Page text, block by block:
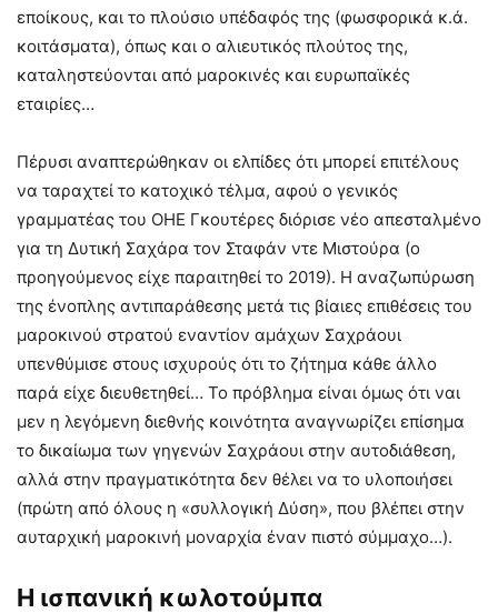
εποίκους, και το πλούσιο υπέδαφός της (φωσφορικά κ.ά.
κοιτάσματα), όπως και ο αλιευτικός πλούτος της,
καταληστεύονται από μαροκινές και ευρωπαϊκές
εταιρίες…
Πέρυσι αναπτερώθηκαν οι ελπίδες ότι μπορεί επιτέλους
να ταραχτεί το κατοχικό τέλμα, αφού ο γενικός
γραμματέας του ΟΗΕ Γκουτέρες διόρισε νέο απεσταλμένο
για τη Δυτική Σαχάρα τον Σταφάν ντε Μιστούρα (ο
προηγούμενος είχε παραιτηθεί το 2019). Η αναζωπύρωση
της ένοπλης αντιπαράθεσης μετά τις βίαιες επιθέσεις του
μαροκινού στρατού εναντίον αμάχων Σαχράουι
υπενθύμισε στους ισχυρούς ότι το ζήτημα κάθε άλλο
παρά είχε διευθετηθεί… Το πρόβλημα είναι όμως ότι ναι
μεν η λεγόμενη διεθνής κοινότητα αναγνωρίζει επίσημα
το δικαίωμα των γηγενών Σαχράουι στην αυτοδιάθεση,
αλλά στην πραγματικότητα δεν θέλει να το υλοποιήσει
(πρώτη από όλους η «συλλογική Δύση», που βλέπει στην
αυταρχική μαροκινή μοναρχία έναν πιστό σύμμαχο…).
Η ισπανική κωλοτούμπα